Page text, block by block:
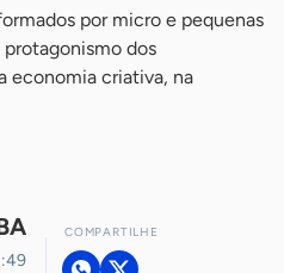
por micro e pequenas
dos
economia criativa, na
COMPARTILHE